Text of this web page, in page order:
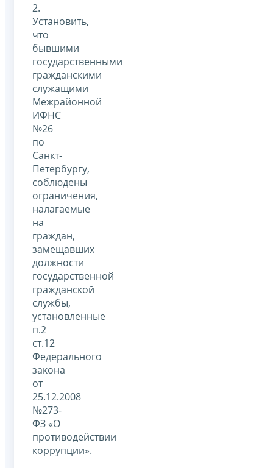
2.
Установить,
что
бывшими
государственными
гражданскими
служащими
Межрайонной
ИФНС
№26
по
Санкт-
Петербургу,
соблюдены
ограничения,
налагаемые
на
граждан,
замещавших
должности
государственной
гражданской
службы,
установленные
п.2
ст.12
Федерального
закона
от
25.12.2008
№273-
ФЗ «О
противодействии
коррупции».